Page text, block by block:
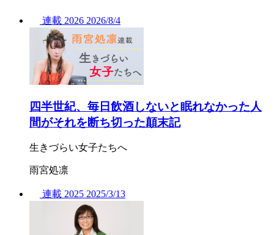
連載 2026 2026/8/4
四半世紀、毎日飲酒しないと眠れなかった人
間がそれを断ち切った顛末記
生きづらい女子たちへ
雨宮処凛
連載 2025 2025/3/13